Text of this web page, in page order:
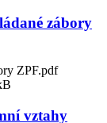
zábory
ZPF.pdf
vztahy